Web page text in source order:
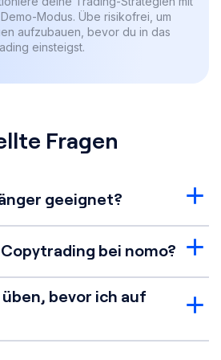
Modus. Übe risikofrei, um
aufzubauen, bevor du in das
einsteigst.
Fragen
geeignet?
bei nomo?
bevor ich auf